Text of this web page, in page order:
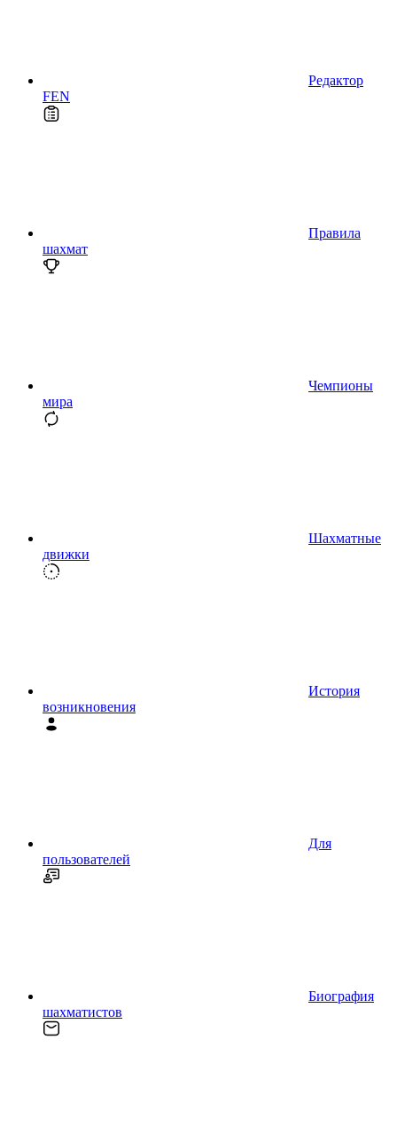
Редактор
FEN
Правила
шахмат
Чемпионы
мира
Шахматные
движки
История
возникновения
Для
пользователей
Биография
шахматистов